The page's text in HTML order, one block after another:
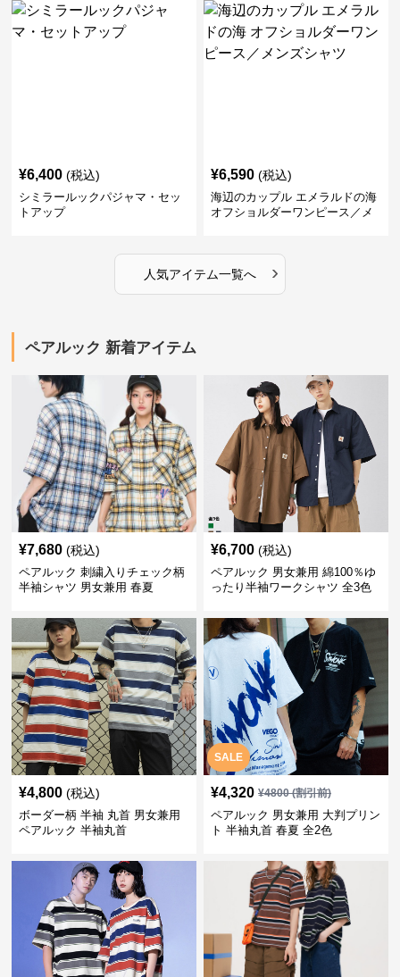
¥6,400 (税込)
シミラールックパジャマ・セッ
トアップ
¥6,590 (税込)
海辺のカップル エメラルドの海
オフショルダーワンピース／メ
人気アイテム一覧へ ›
ペアルック 新着アイテム
¥7,680 (税込)
ペアルック 刺繍入りチェック柄
半袖シャツ 男女兼用 春夏
¥6,700 (税込)
ペアルック 男女兼用 綿100％ゆ
ったり半袖ワークシャツ 全3色
¥4,800 (税込)
ボーダー柄 半袖 丸首 男女兼用
ペアルック 半袖丸首
SALE
¥4,320 ¥4800(割引前)
ペアルック 男女兼用 大判プリン
ト 半袖丸首 春夏 全2色